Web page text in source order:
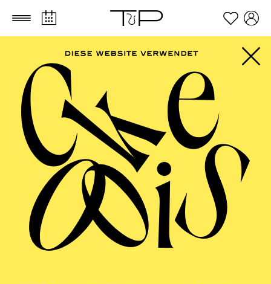
Zum Hauptinhalt springen Zum Footer springen
FILTER
SEPTEMBER 2026
PHILHARMONIE ESSEN
Friday
04.09.2026
20:00 - 23:00
Alfried Krupp Saal